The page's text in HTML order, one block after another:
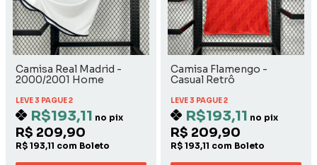
Camisa Real Madrid -
2000/2001 Home
LEVE 3 PAGUE 2
R$193,11 no pix
R$ 209,90
R$ 193,11 com Boleto
Camisa Flamengo -
Casual Retrô
LEVE 3 PAGUE 2
R$193,11 no pix
R$ 209,90
R$ 193,11 com Boleto